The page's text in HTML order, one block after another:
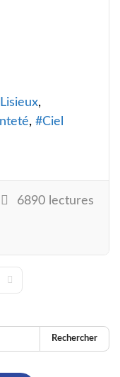
Ciel
6890 lectures
Last Page
Rechercher